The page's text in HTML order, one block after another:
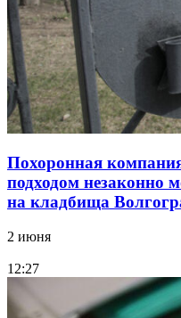
Похоронная
подходом незаконно
на кладбища
2 июня
12:27